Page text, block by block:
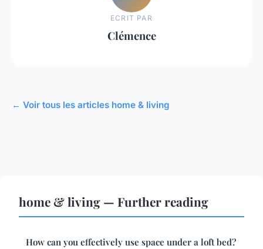
ECRIT PAR
Clémence
← Voir tous les articles home & living
home & living — Further reading
How can you effectively use space under a loft bed?